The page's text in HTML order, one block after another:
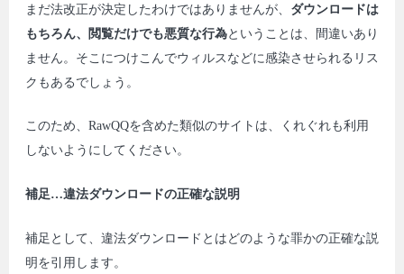
まだ法改正が決定したわけではありませんが、 ダウンロードは
もちろん、閲覧だけでも悪質な行為ということは、間違いあり
ません。そこにつけこんでウィルスなどに感染させられるリス
クもあるでしょう。
このため、RawQQを含めた類似のサイトは、くれぐれも利用
しないようにしてください。
補足…違法ダウンロードの正確な説明
補足として、違法ダウンロードとはどのような罪かの正確な説
明を引用します。